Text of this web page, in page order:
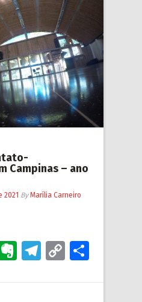
Campinas – ano
2021 ByMarília Carneiro
Evernote
Telegram
Copy